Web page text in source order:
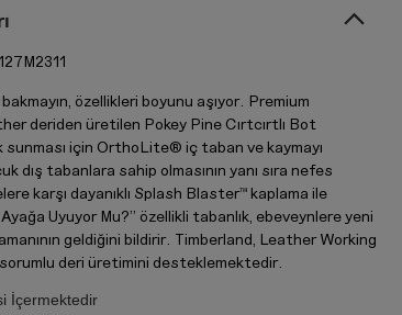
özellikleri boyunu aşıyor. Premium
deriden üretilen Pokey Pine Cırtcırtlı Bot
sunması için OrthoLite® iç taban ve kaymayı
dış tabanlara sahip olmasının yanı sıra nefes
karşı dayanıklı Splash Blaster™ kaplama ile
Uyuyor Mu?" özellikli tabanlık, ebeveynlere yeni
geldiğini bildirir. Timberland, Leather Working
sorumlu deri üretimini desteklemektedir.
İçermektedir